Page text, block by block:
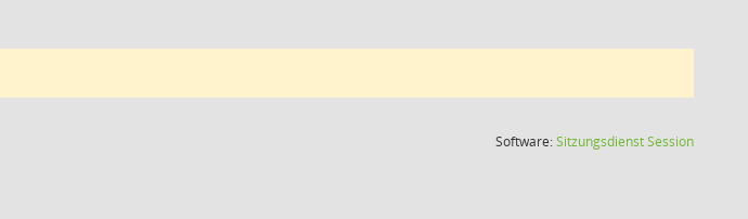
Software:SitzungsdienstSession(Wird in